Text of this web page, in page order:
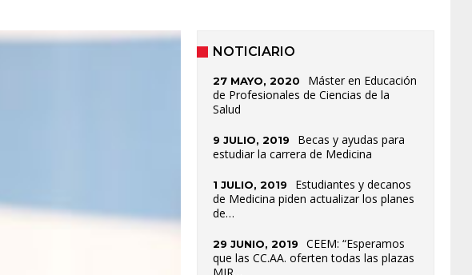
NOTICIARIO
27 MAYO, 2020
Máster en Educación
de Profesionales de Ciencias de la
Salud
9 JULIO, 2019
Becas y ayudas para
estudiar la carrera de Medicina
1 JULIO, 2019
Estudiantes y decanos
de Medicina piden actualizar los planes
de…
29 JUNIO, 2019
CEEM: “Esperamos
que las CC.AA. oferten todas las plazas